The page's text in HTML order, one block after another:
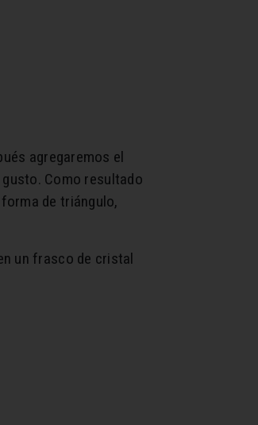
agregaremos el
Como resultado
de triángulo,
un frasco de cristal